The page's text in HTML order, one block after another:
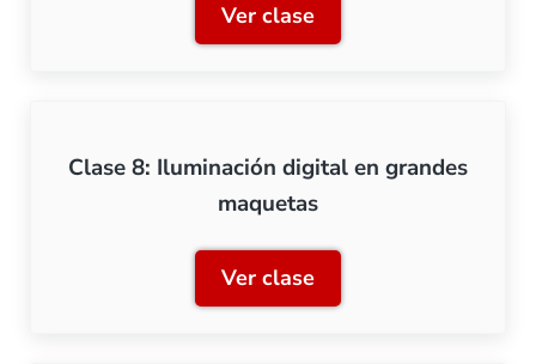
Ver claseClase 7: Control de
Clase 8: Iluminación digital en grandes
maquetas
Ver claseClase 8: Iluminación